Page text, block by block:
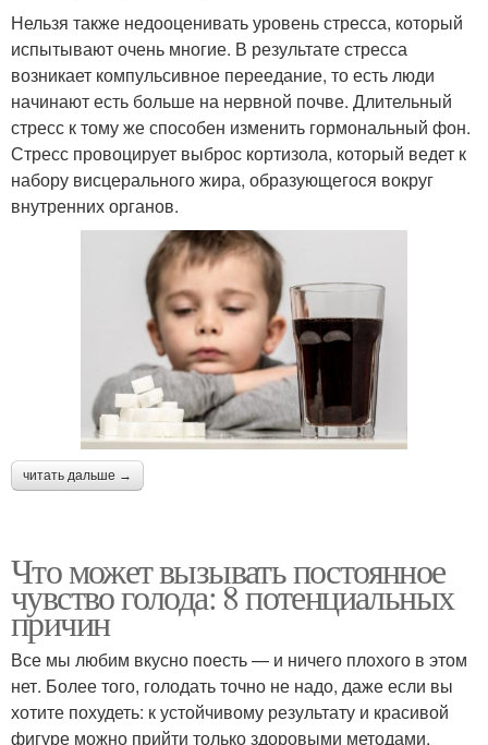
Нельзя также недооценивать уровень стресса, который
испытывают очень многие. В результате стресса
возникает компульсивное переедание, то есть люди
начинают есть больше на нервной почве. Длительный
стресс к тому же способен изменить гормональный фон.
Стресс провоцирует выброс кортизола, который ведет к
набору висцерального жира, образующегося вокруг
внутренних органов.
читать дальше →
Что может вызывать постоянное
чувство голода: 8 потенциальных
причин
Все мы любим вкусно поесть — и ничего плохого в этом
нет. Более того, голодать точно не надо, даже если вы
хотите похудеть: к устойчивому результату и красивой
фигуре можно прийти только здоровыми методами.